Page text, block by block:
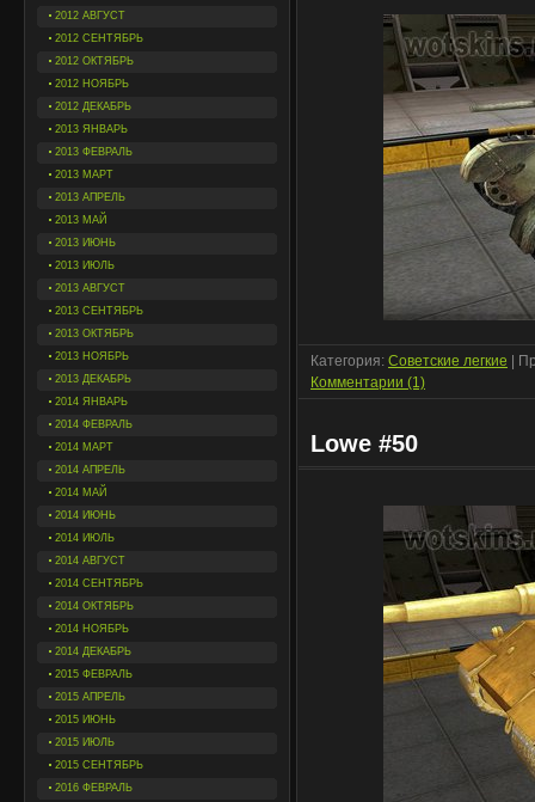
2012 АВГУСТ
2012 СЕНТЯБРЬ
2012 ОКТЯБРЬ
2012 НОЯБРЬ
2012 ДЕКАБРЬ
2013 ЯНВАРЬ
2013 ФЕВРАЛЬ
2013 МАРТ
2013 АПРЕЛЬ
2013 МАЙ
2013 ИЮНЬ
2013 ИЮЛЬ
2013 АВГУСТ
2013 СЕНТЯБРЬ
2013 ОКТЯБРЬ
2013 НОЯБРЬ
2013 ДЕКАБРЬ
2014 ЯНВАРЬ
2014 ФЕВРАЛЬ
2014 МАРТ
2014 АПРЕЛЬ
2014 МАЙ
2014 ИЮНЬ
2014 ИЮЛЬ
2014 АВГУСТ
2014 СЕНТЯБРЬ
2014 ОКТЯБРЬ
2014 НОЯБРЬ
2014 ДЕКАБРЬ
2015 ФЕВРАЛЬ
2015 АПРЕЛЬ
2015 ИЮНЬ
2015 ИЮЛЬ
2015 СЕНТЯБРЬ
2016 ФЕВРАЛЬ
Категория: Советские легкие |
Комментарии (1)
Lowe #50